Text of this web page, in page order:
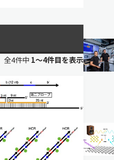
全4件中 1〜4件目を表示